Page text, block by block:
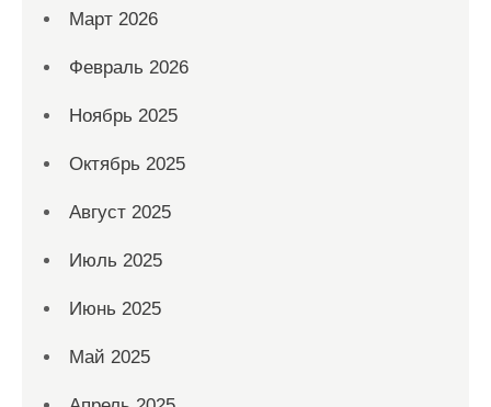
Март 2026
Февраль 2026
Ноябрь 2025
Октябрь 2025
Август 2025
Июль 2025
Июнь 2025
Май 2025